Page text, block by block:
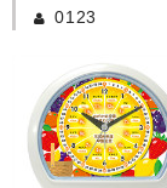
カード付フォト
目覚まし時計(集
0123